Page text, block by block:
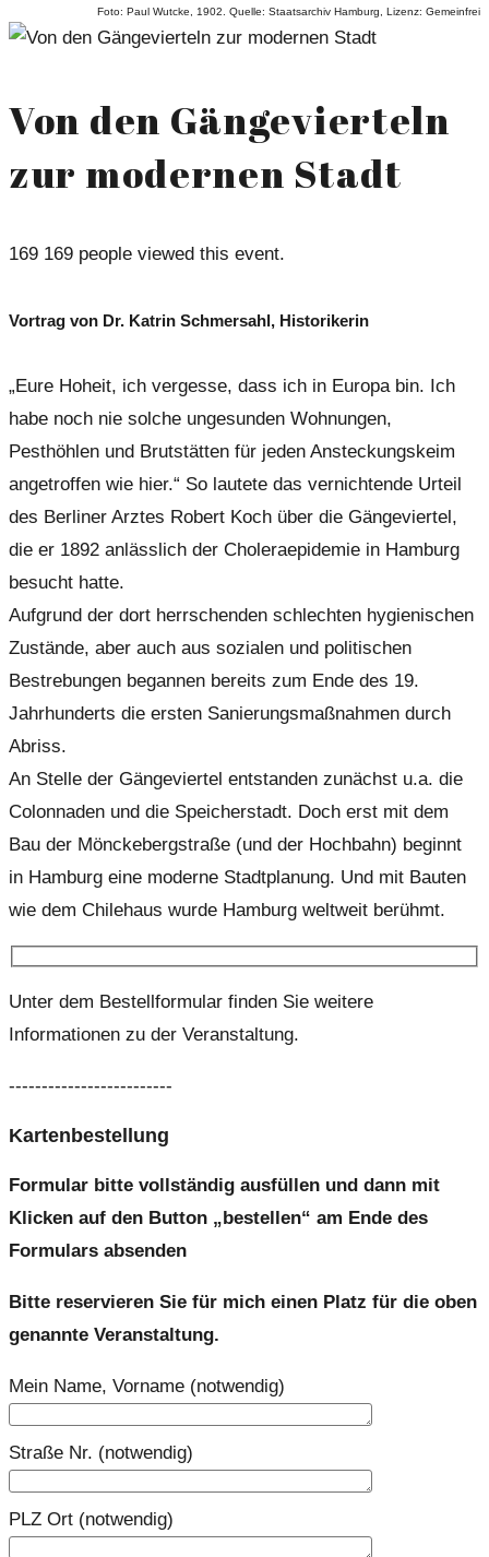
Foto: Paul Wutcke, 1902. Quelle: Staatsarchiv Hamburg, Lizenz: Gemeinfrei
Von den Gängevierteln
zur modernen Stadt
169 169 people viewed this event.
Vortrag von Dr. Katrin Schmersahl, Historikerin
„Eure Hoheit, ich vergesse, dass ich in Europa bin. Ich
habe noch nie solche ungesunden Wohnungen,
Pesthöhlen und Brutstätten für jeden Ansteckungskeim
angetroffen wie hier.“ So lautete das vernichtende Urteil
des Berliner Arztes Robert Koch über die Gängeviertel,
die er 1892 anlässlich der Choleraepidemie in Hamburg
besucht hatte.
Aufgrund der dort herrschenden schlechten hygienischen
Zustände, aber auch aus sozialen und politischen
Bestrebungen begannen bereits zum Ende des 19.
Jahrhunderts die ersten Sanierungsmaßnahmen durch
Abriss.
An Stelle der Gängeviertel entstanden zunächst u.a. die
Colonnaden und die Speicherstadt. Doch erst mit dem
Bau der Mönckebergstraße (und der Hochbahn) beginnt
in Hamburg eine moderne Stadtplanung. Und mit Bauten
wie dem Chilehaus wurde Hamburg weltweit berühmt.
Unter dem Bestellformular finden Sie weitere
Informationen zu der Veranstaltung.
-------------------------
Kartenbestellung
Formular bitte vollständig ausfüllen und dann mit
Klicken auf den Button „bestellen“ am Ende des
Formulars absenden
Bitte reservieren Sie für mich einen Platz für die oben
genannte Veranstaltung.
Mein Name, Vorname (notwendig)
Straße Nr. (notwendig)
PLZ Ort (notwendig)